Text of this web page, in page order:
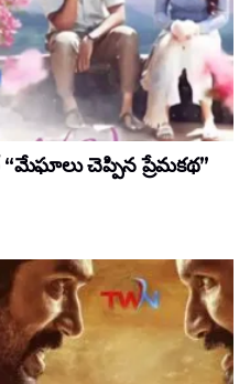
చెప్పిన ప్రేమకథ”